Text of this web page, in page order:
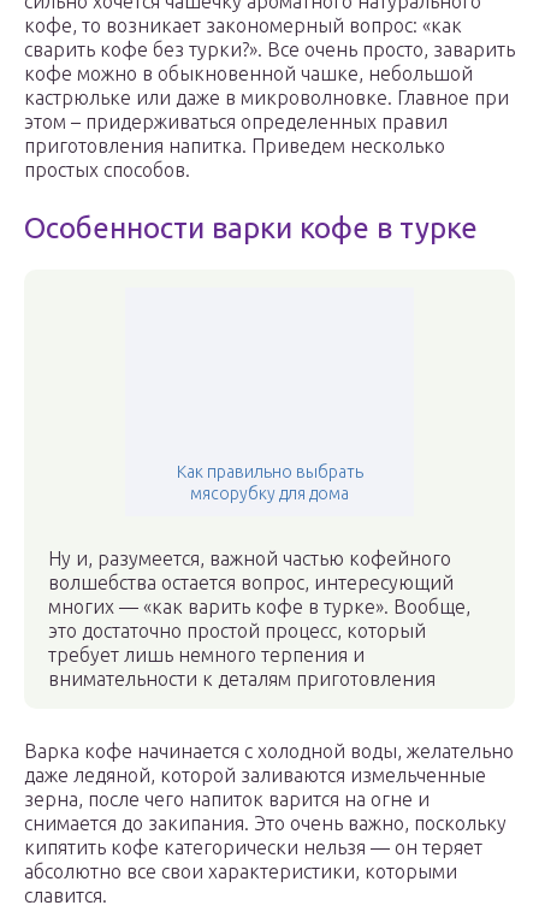
кофе, то возникает закономерный вопрос: «как
сварить кофе без турки?». Все очень просто, заварить
кофе можно в обыкновенной чашке, небольшой
кастрюльке или даже в микроволновке. Главное при
этом – придерживаться определенных правил
приготовления напитка. Приведем несколько
простых способов.
Особенности варки кофе в турке
Как правильно выбрать
мясорубку для дома
Ну и, разумеется, важной частью кофейного
волшебства остается вопрос, интересующий
многих — «как варить кофе в турке». Вообще,
это достаточно простой процесс, который
требует лишь немного терпения и
внимательности к деталям приготовления
Варка кофе начинается с холодной воды, желательно
даже ледяной, которой заливаются измельченные
зерна, после чего напиток варится на огне и
снимается до закипания. Это очень важно, поскольку
кипятить кофе категорически нельзя — он теряет
абсолютно все свои характеристики, которыми
славится.